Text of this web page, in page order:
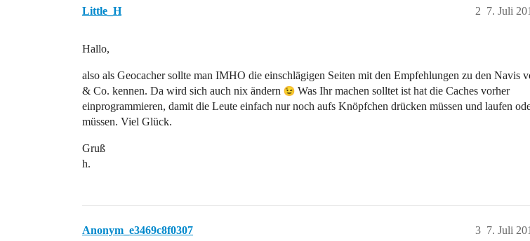
Little_H 7. Juli
2
Hallo,
also als Geocacher sollte man IMHO die einschlägigen Seiten mit den Empfehlungen zu den Navis
& Co. kennen. Da wird sich auch nix ändern
Was Ihr machen solltet ist hat die Caches vorher
einprogrammieren, damit die Leute einfach nur noch aufs Knöpfchen drücken müssen und laufen
müssen. Viel Glück.
Gruß
h.
Anonym_e3469c8f0307 7. Juli
3